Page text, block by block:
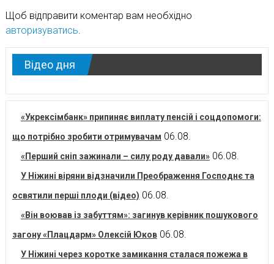
Щоб відправити коментар вам необхідно
авторизуватись
Відео дня
«Укрексімбанк» припиняє виплату пенсій і соцдопомоги:
що потрібно зробити отримувачам 06.08.
«Перший сніп зажинали – силу роду давали» 06.08.
У Ніжині віряни відзначили Преображення Господнє та
освятили перші плоди (відео) 06.08.
«Він воював із забуттям»: загинув керівник пошукового
загону «Плацдарм» Олексій Юков 06.08.
У Ніжині через коротке замикання сталася пожежа в